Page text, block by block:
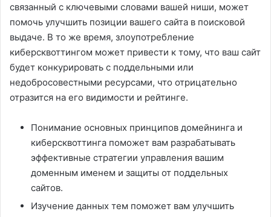
связанный с ключевыми словами вашей ниши, может
помочь улучшить позиции вашего сайта в поисковой
выдаче. В то же время, злоупотребление
киберсквоттингом может привести к тому, что ваш сайт
будет конкурировать с поддельными или
недобросовестными ресурсами, что отрицательно
отразится на его видимости и рейтинге.
Понимание основных принципов домейнинга и
киберсквоттинга поможет вам разрабатывать
эффективные стратегии управления вашим
доменным именем и защиты от поддельных
сайтов.
Изучение данных тем поможет вам улучшить